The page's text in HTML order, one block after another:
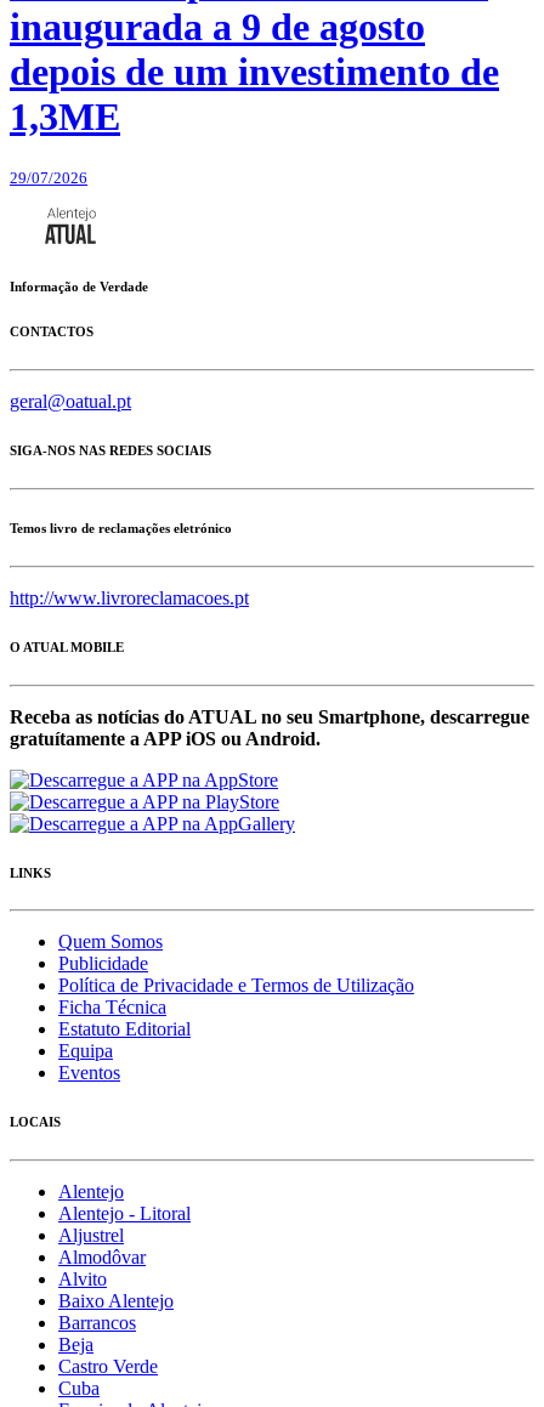
inaugurada a 9 de agosto
depois de um investimento de
1,3ME
29/07/2026
Informação de Verdade
CONTACTOS
geral@oatual.pt
SIGA-NOS NAS REDES SOCIAIS
Temos livro de reclamações eletrónico
http://www.livroreclamacoes.pt
O ATUAL MOBILE
Receba as notícias do ATUAL no seu Smartphone, descarregue
gratuítamente a APP iOS ou Android.
LINKS
Quem Somos
Publicidade
Política de Privacidade e Termos de Utilização
Ficha Técnica
Estatuto Editorial
Equipa
Eventos
LOCAIS
Alentejo
Alentejo - Litoral
Aljustrel
Almodôvar
Alvito
Baixo Alentejo
Barrancos
Beja
Castro Verde
Cuba